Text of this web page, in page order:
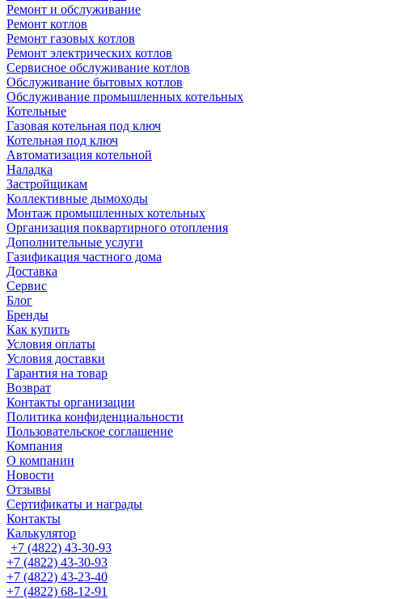
Ремонт и обслуживание
Ремонт котлов
Ремонт газовых котлов
Ремонт электрических котлов
Сервисное обслуживание котлов
Обслуживание бытовых котлов
Обслуживание промышленных котельных
Котельные
Газовая котельная под ключ
Котельная под ключ
Автоматизация котельной
Наладка
Застройщикам
Коллективные дымоходы
Монтаж промышленных котельных
Организация поквартирного отопления
Дополнительные услуги
Газификация частного дома
Доставка
Сервис
Блог
Бренды
Как купить
Условия оплаты
Условия доставки
Гарантия на товар
Возврат
Контакты организации
Политика конфиденциальности
Пользовательское соглашение
Компания
О компании
Новости
Отзывы
Сертификаты и награды
Контакты
Калькулятор
+7 (4822) 43-30-93
+7 (4822) 43-30-93
+7 (4822) 43-23-40
+7 (4822) 68-12-91